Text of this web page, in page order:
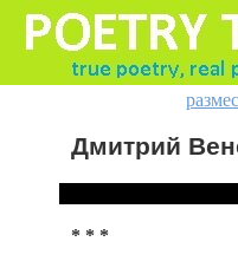
Дмитрий
* * *